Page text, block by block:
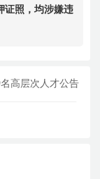
证照，均涉嫌违
高层次人才公告